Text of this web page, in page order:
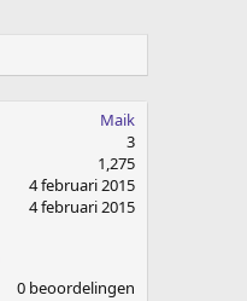
Maik
3
1,275
4 februari 2015
4 februari 2015
0 beoordelingen